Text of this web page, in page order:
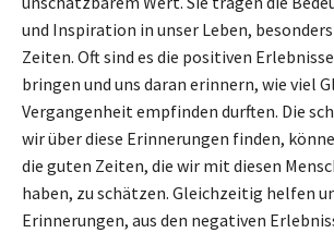
und Inspiration in unser Leben,
Zeiten. Oft sind es die positiven
bringen und uns daran erinnern, wie viel
Vergangenheit empfinden durften. Die
wir über diese Erinnerungen finden,
die guten Zeiten, die wir mit diesen
haben, zu schätzen. Gleichzeitig helfen
Erinnerungen, aus den negativen